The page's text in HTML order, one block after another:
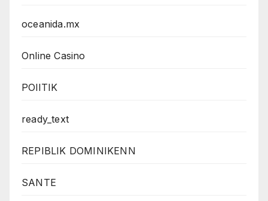
oceanida.mx
Online Casino
POlITIK
ready_text
REPIBLIK DOMINIKENN
SANTE